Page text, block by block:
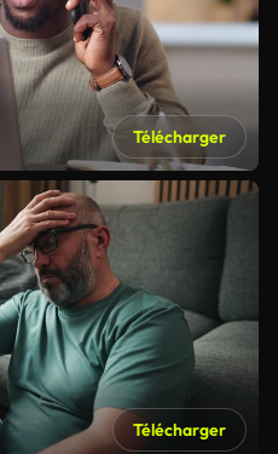
Télécharger
Télécharger